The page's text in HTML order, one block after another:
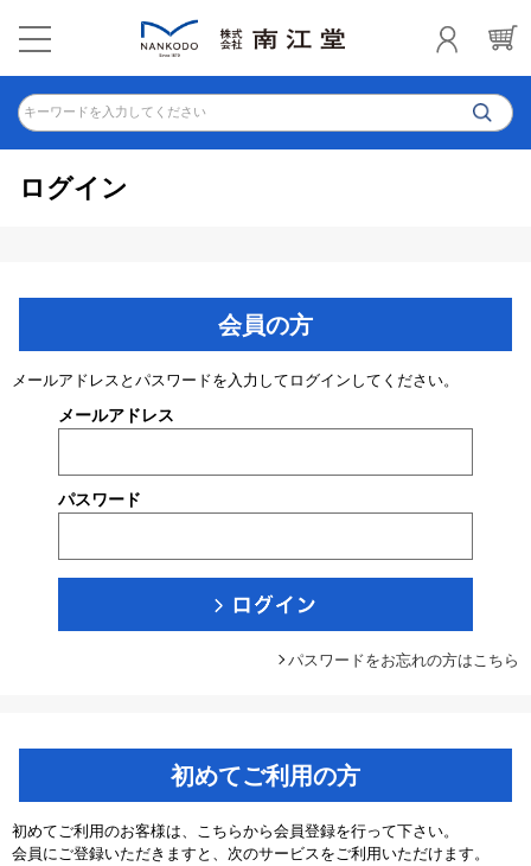
キーワードを入力してください
ログイン
会員の方
メールアドレスとパスワードを入力してログインしてください。
メールアドレス
パスワード
パスワードをお忘れの方はこちら
初めてご利用の方
初めてご利用のお客様は、こちらから会員登録を行って下さい。
会員にご登録いただきますと、次のサービスをご利用いただけます。